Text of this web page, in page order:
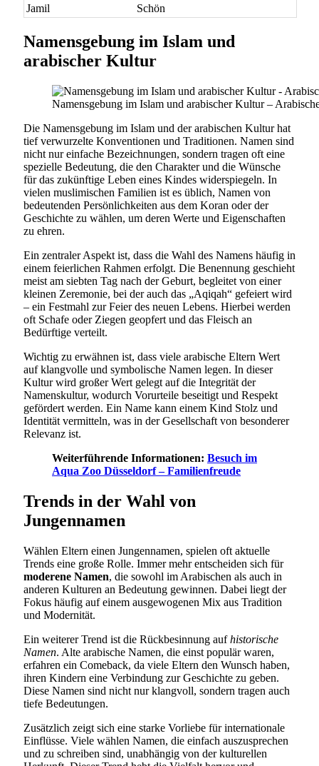
Jamil
Schön
Namensgebung im Islam und
arabischer Kultur
Namensgebung im Islam und arabischer Kultur –
Die Namensgebung im Islam und der arabischen Kultur hat
tief verwurzelte Konventionen und Traditionen. Namen sind
nicht nur einfache Bezeichnungen, sondern tragen oft eine
spezielle Bedeutung, die den Charakter und die Wünsche
für das zukünftige Leben eines Kindes widerspiegeln. In
vielen muslimischen Familien ist es üblich, Namen von
bedeutenden Persönlichkeiten aus dem Koran oder der
Geschichte zu wählen, um deren Werte und Eigenschaften
zu ehren.
Ein zentraler Aspekt ist, dass die Wahl des Namens häufig in
einem feierlichen Rahmen erfolgt. Die Benennung geschieht
meist am siebten Tag nach der Geburt, begleitet von einer
kleinen Zeremonie, bei der auch das „Aqiqah“ gefeiert wird
– ein Festmahl zur Feier des neuen Lebens. Hierbei werden
oft Schafe oder Ziegen geopfert und das Fleisch an
Bedürftige verteilt.
Wichtig zu erwähnen ist, dass viele arabische Eltern Wert
auf klangvolle und symbolische Namen legen. In dieser
Kultur wird großer Wert gelegt auf die Integrität der
Namenskultur, wodurch Vorurteile beseitigt und Respekt
gefördert werden. Ein Name kann einem Kind Stolz und
Identität vermitteln, was in der Gesellschaft von besonderer
Relevanz ist.
Weiterführende Informationen: Besuch im
Aqua Zoo Düsseldorf – Familienfreude
Trends in der Wahl von
Jungennamen
Wählen Eltern einen Jungennamen, spielen oft aktuelle
Trends eine große Rolle. Immer mehr entscheiden sich für
moderene Namen, die sowohl im Arabischen als auch in
anderen Kulturen an Bedeutung gewinnen. Dabei liegt der
Fokus häufig auf einem ausgewogenen Mix aus Tradition
und Modernität.
Ein weiterer Trend ist die Rückbesinnung aufhistorische
Namen. Alte arabische Namen, die einst populär waren,
erfahren ein Comeback, da viele Eltern den Wunsch haben,
ihren Kindern eine Verbindung zur Geschichte zu geben.
Diese Namen sind nicht nur klangvoll, sondern tragen auch
tiefe Bedeutungen.
Zusätzlich zeigt sich eine starke Vorliebe für internationale
Einflüsse. Viele wählen Namen, die einfach auszusprechen
und zu schreiben sind, unabhängig von der kulturellen